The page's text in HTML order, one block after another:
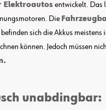
Elektroautos entwickelt. Das
Die
sich die Akkus meistens
können. Jedoch müssen
unabdingbar: